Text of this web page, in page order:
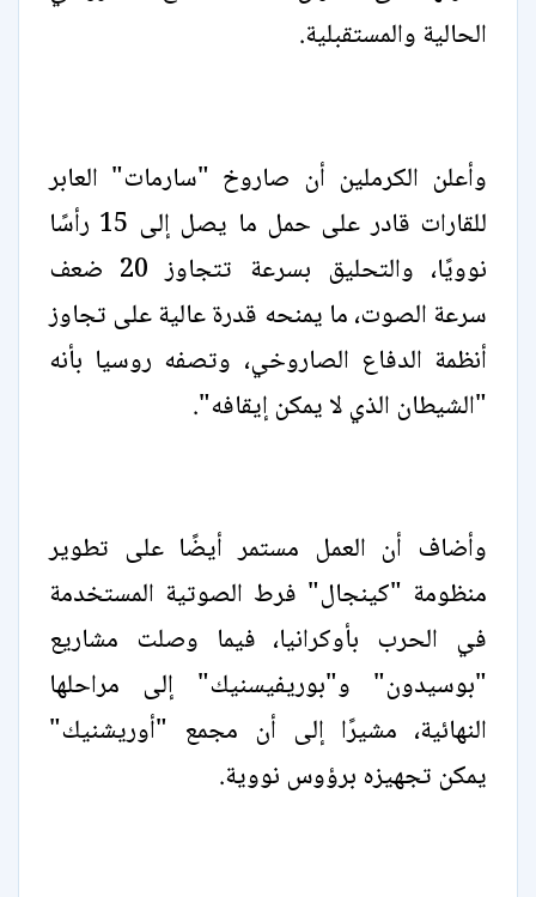
الحالية والمستقبلية.
وأعلن الكرملين أن صاروخ "سارمات" العابر
للقارات قادر على حمل ما يصل إلى 15 رأسًا
نوويًا، والتحليق بسرعة تتجاوز 20 ضعف
سرعة الصوت، ما يمنحه قدرة عالية على تجاوز
أنظمة الدفاع الصاروخي، وتصفه روسيا بأنه
"الشيطان الذي لا يمكن إيقافه".
وأضاف أن العمل مستمر أيضًا على تطوير
منظومة "كينجال" فرط الصوتية المستخدمة
في الحرب بأوكرانيا، فيما وصلت مشاريع
"بوسيدون" و"بوريفيسنيك" إلى مراحلها
النهائية، مشيرًا إلى أن مجمع "أوريشنيك"
يمكن تجهيزه برؤوس نووية.